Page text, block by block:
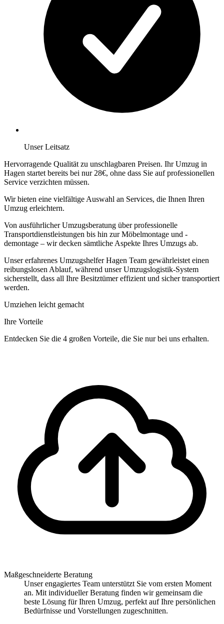
Unser Leitsatz
Hervorragende Qualität zu unschlagbaren Preisen. Ihr Umzug in
Hagen startet bereits bei nur 28€, ohne dass Sie auf professionellen
Service verzichten müssen.
Wir bieten eine vielfältige Auswahl an Services, die Ihnen Ihren
Umzug erleichtern.
Von ausführlicher Umzugsberatung über professionelle
Transportdienstleistungen bis hin zur Möbelmontage und -
demontage – wir decken sämtliche Aspekte Ihres Umzugs ab.
Unser erfahrenes Umzugshelfer Hagen Team gewährleistet einen
reibungslosen Ablauf, während unser Umzugslogistik-System
sicherstellt, dass all Ihre Besitztümer effizient und sicher transportiert
werden.
Umziehen leicht gemacht
Ihre Vorteile
Entdecken Sie die 4 großen Vorteile, die Sie nur bei uns erhalten.
Maßgeschneiderte Beratung
Unser engagiertes Team unterstützt Sie vom ersten Moment
an. Mit individueller Beratung finden wir gemeinsam die
beste Lösung für Ihren Umzug, perfekt auf Ihre persönlichen
Bedürfnisse und Vorstellungen zugeschnitten.